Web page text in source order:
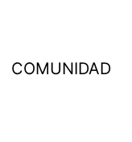
COMUNIDAD